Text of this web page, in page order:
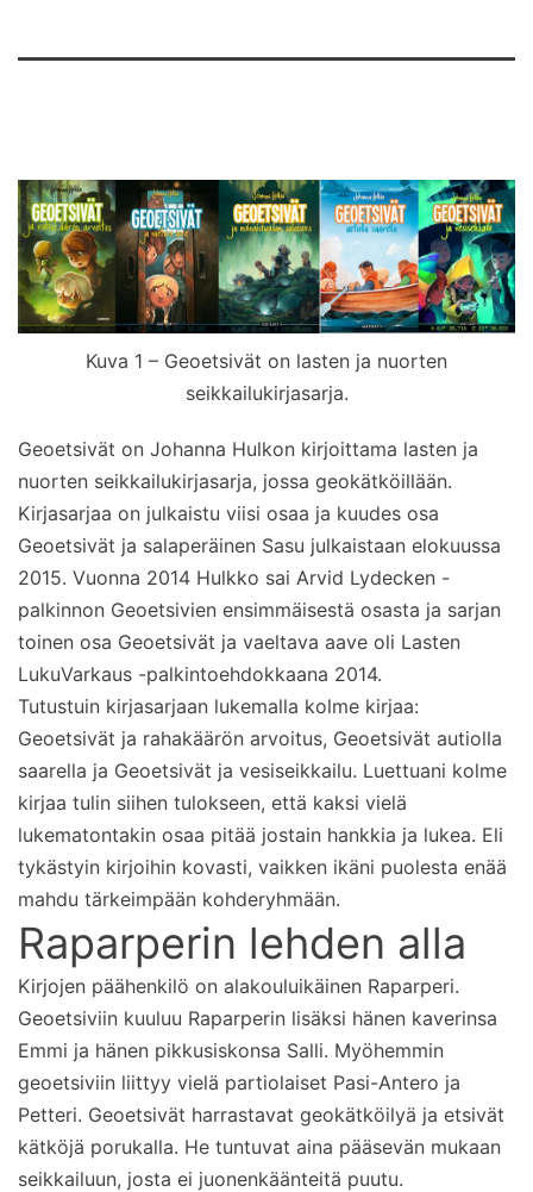
Kuva 1 – Geoetsivät on lasten ja nuorten
seikkailukirjasarja.
Geoetsivät on Johanna Hulkon kirjoittama lasten ja
nuorten seikkailukirjasarja, jossa geokätköillään.
Kirjasarjaa on julkaistu viisi osaa ja kuudes osa
Geoetsivät ja salaperäinen Sasu julkaistaan elokuussa
2015. Vuonna 2014 Hulkko sai Arvid Lydecken -
palkinnon Geoetsivien ensimmäisestä osasta ja sarjan
toinen osa Geoetsivät ja vaeltava aave oli Lasten
LukuVarkaus -palkintoehdokkaana 2014.
Tutustuin kirjasarjaan lukemalla kolme kirjaa:
Geoetsivät ja rahakäärön arvoitus, Geoetsivät autiolla
saarella ja Geoetsivät ja vesiseikkailu. Luettuani kolme
kirjaa tulin siihen tulokseen, että kaksi vielä
lukematontakin osaa pitää jostain hankkia ja lukea. Eli
tykästyin kirjoihin kovasti, vaikken ikäni puolesta enää
mahdu tärkeimpään kohderyhmään.
Raparperin lehden alla
Kirjojen päähenkilö on alakouluikäinen Raparperi.
Geoetsiviin kuuluu Raparperin lisäksi hänen kaverinsa
Emmi ja hänen pikkusiskonsa Salli. Myöhemmin
geoetsiviin liittyy vielä partiolaiset Pasi-Antero ja
Petteri. Geoetsivät harrastavat geokätköilyä ja etsivät
kätköjä porukalla. He tuntuvat aina pääsevän mukaan
seikkailuun, josta ei juonenkäänteitä puutu.